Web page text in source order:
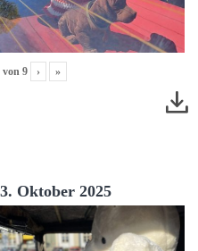
von 9 › »
Oktober 2025